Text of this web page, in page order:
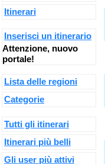
Itinerari
Inserisci un itinerario
Attenzione, nuovo
portale!
Lista delle regioni
Categorie
Tutti gli itinerari
Itinerari più belli
Gli user più attivi